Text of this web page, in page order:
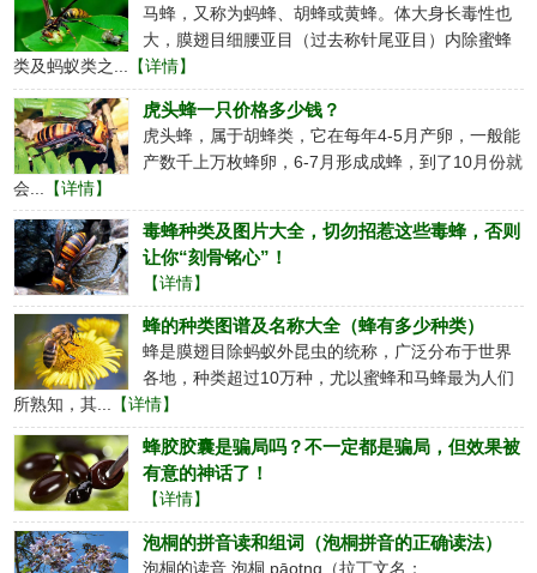
马蜂，又称为蚂蜂、胡蜂或黄蜂。体大身长毒性也
大，膜翅目细腰亚目（过去称针尾亚目）内除蜜蜂
类及蚂蚁类之... 【详情】
虎头蜂一只价格多少钱？
虎头蜂，属于胡蜂类，它在每年4-5月产卵，一般能
产数千上万枚蜂卵，6-7月形成成蜂，到了10月份就
会...
【详情】
毒蜂种类及图片大全，切勿招惹这些毒蜂，否则
让你“刻骨铭心”！
【详情】
蜂的种类图谱及名称大全（蜂有多少种类）
蜂是膜翅目除蚂蚁外昆虫的统称，广泛分布于世界
各地，种类超过10万种，尤以蜜蜂和马蜂最为人们
所熟知，其... 【详情】
蜂胶胶囊是骗局吗？不一定都是骗局，但效果被
有意的神话了！
【详情】
泡桐的拼音读和组词（泡桐拼音的正确读法）
泡桐的读音 泡桐 pāotng（拉丁文名：